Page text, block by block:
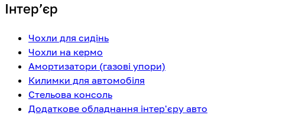
Інтерʼєр
Чохли для сидінь
Чохли на кермо
Амортизатори (газові упори)
Килимки для автомобіля
Стельова консоль
Додаткове обладнання інтер'єру авто